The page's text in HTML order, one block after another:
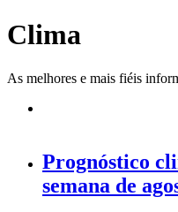
Clima
As melhores e mais fiéis
Prognóstico
semana de